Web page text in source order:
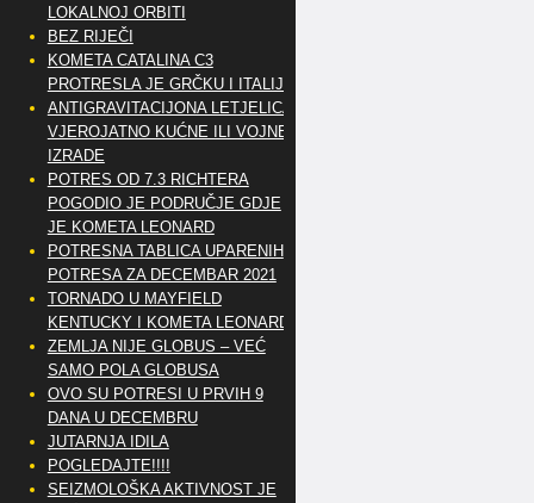
LOKALNOJ ORBITI
BEZ RIJEČI
KOMETA CATALINA C3
PROTRESLA JE GRČKU I ITALIJU
ANTIGRAVITACIJONA LETJELICA
VJEROJATNO KUĆNE ILI VOJNE
IZRADE
POTRES OD 7.3 RICHTERA
POGODIO JE PODRUČJE GDJE
JE KOMETA LEONARD
POTRESNA TABLICA UPARENIH
POTRESA ZA DECEMBAR 2021
TORNADO U MAYFIELD
KENTUCKY I KOMETA LEONARD
ZEMLJA NIJE GLOBUS – VEĆ
SAMO POLA GLOBUSA
OVO SU POTRESI U PRVIH 9
DANA U DECEMBRU
JUTARNJA IDILA
POGLEDAJTE!!!!
SEIZMOLOŠKA AKTIVNOST JE